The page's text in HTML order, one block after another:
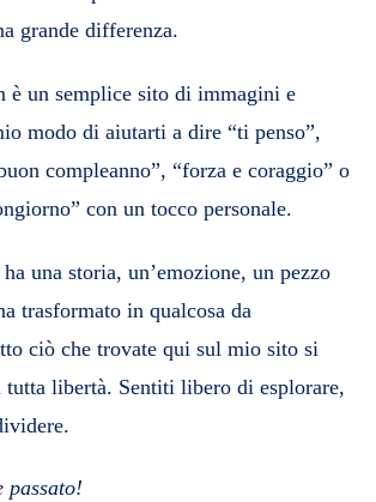
grande differenza.
è un semplice sito di immagini e
modo di aiutarti a dire “ti penso”,
compleanno”, “forza e coraggio” o
con un tocco personale.
una storia, un’emozione, un pezzo
trasformato in qualcosa da
ciò che trovate qui sul mio sito si
tutta libertà. Sentiti libero di esplorare,
passato!